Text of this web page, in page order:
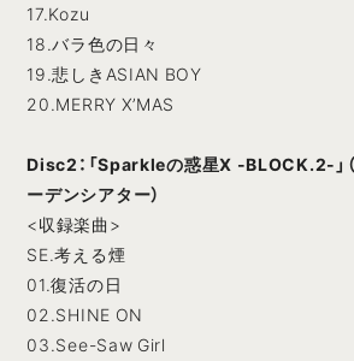
17.Kozu
18.バラ色の日々
19.悲しきASIAN BOY
20.MERRY X’MAS
Disc2：「Sparkleの惑星X -BLOCK.2-
ーデンシアター）
<収録楽曲>
SE.考える煙
01.復活の日
02.SHINE ON
03.See-Saw Girl